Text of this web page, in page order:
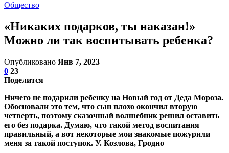
Общество
«Никаких подарков, ты наказан!»
Можно ли так воспитывать ребенка?
Опубликовано Янв 7, 2023
0 23
Поделится
Ничего не подарили ребенку на Новый год от Деда Мороза.
Обосновали это тем, что сын плохо окончил вторую
четверть, поэтому сказочный волшебник решил оставить
его без подарка. Думаю, что такой метод воспитания
правильный, а вот некоторые мои знакомые пожурили
меня за такой поступок. У. Козлова, Гродно